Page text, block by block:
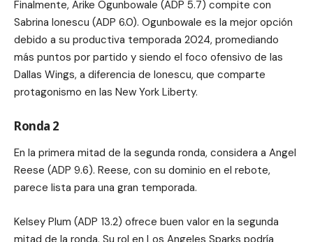
Finalmente, Arike Ogunbowale (ADP 5.7) compite con
Sabrina Ionescu (ADP 6.0). Ogunbowale es la mejor opción
debido a su productiva temporada 2024, promediando
más puntos por partido y siendo el foco ofensivo de las
Dallas Wings, a diferencia de Ionescu, que comparte
protagonismo en las New York Liberty.
Ronda 2
En la primera mitad de la segunda ronda, considera a Angel
Reese (ADP 9.6). Reese, con su dominio en el rebote,
parece lista para una gran temporada.
Kelsey Plum (ADP 13.2) ofrece buen valor en la segunda
mitad de la ronda. Su rol en Los Angeles Sparks podría